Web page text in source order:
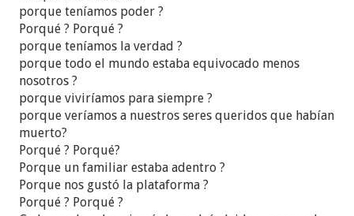
Ahora sí...voy a por mi café...
porque teníamos poder ?
Porqué ? Porqué ?
porque teníamos la verdad ?
porque todo el mundo estaba equivocado menos
nosotros ?
porque viviríamos para siempre ?
porque veríamos a nuestros seres queridos que habían
muerto?
Porqué ? Porqué?
Porque un familiar estaba adentro ?
Porque nos gustó la plataforma ?
Porqué ? Porqué ?